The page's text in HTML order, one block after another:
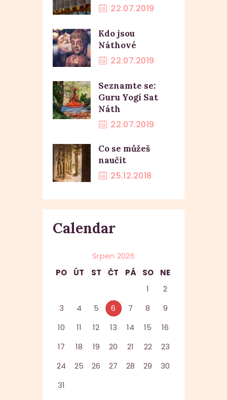
22.07.2019
Kdo jsou
Náthové
22.07.2019
Seznamte se:
Guru Yogí Sat
Náth
22.07.2019
Co se můžeš
naučit
25.12.2018
Calendar
Srpen 2026
PO
ÚT ST ČT PÁ SO
NE
1
2
3
4 5 6 7 8
9
10
11 12 13 14 15
16
17
18 19 20 21 22
23
24
25 26 27 28 29
30
31